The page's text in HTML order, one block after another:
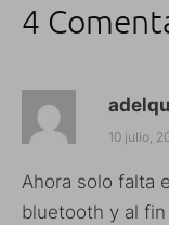
4
10 julio,
Ahora solo falta
bluetooth y al